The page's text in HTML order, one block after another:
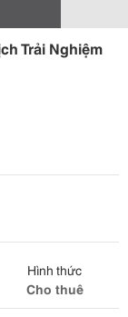
Trải Nghiệm
Hình thức
Cho thuê